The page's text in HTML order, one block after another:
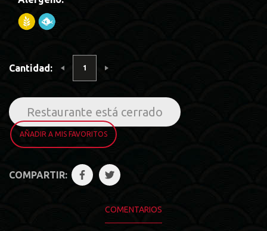
Cantidad:
Restaurante está cerrado
AÑADIR A MIS FAVORITOS
COMPARTIR:
COMENTARIOS